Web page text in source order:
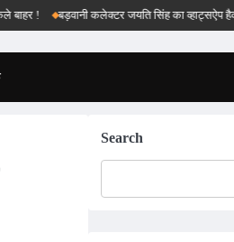
! बड़वानी कलेक्टर जयति सिंह का व्हाट्सऐप हैक,
Search